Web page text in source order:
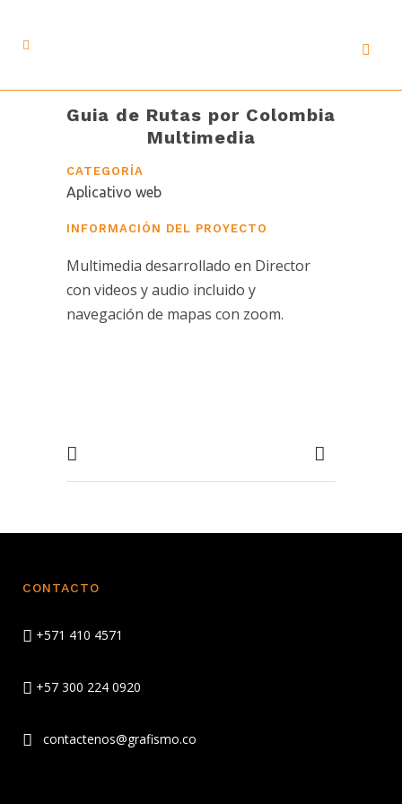
Guia de Rutas por Colombia
Multimedia
CATEGORÍA
Aplicativo web
INFORMACIÓN DEL PROYECTO
Multimedia desarrollado en Director
con videos y audio incluido y
navegación de mapas con zoom.
CONTACTO
+571 410 4571
+57 300 224 0920
contactenos@grafismo.co